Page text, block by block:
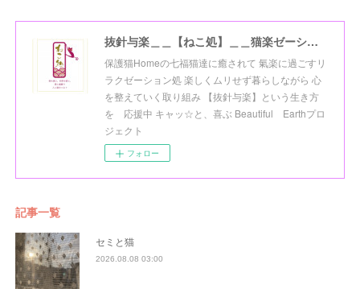
抜針与楽＿＿【ねこ処】＿＿猫楽ゼーションHome☆
保護猫Homeの七福猫達に癒されて 氣楽に過ごすリ
ラクゼーション処 楽しくムリせず暮らしながら 心
を整えていく取り組み 【抜針与楽】という生き方
を 応援中 キャッ☆と、喜ぶ Beautiful Earthプロ
ジェクト
フォロー
記事一覧
セミと猫
2026.08.08 03:00